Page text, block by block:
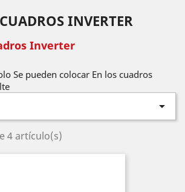
INVERTER
Inverter
Se pueden colocar En los cuadros

4 artículo(s)